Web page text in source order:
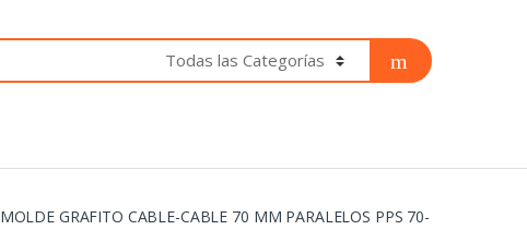
MOLDE GRAFITO CABLE-CABLE 70 MM PARALELOS PPS 70-